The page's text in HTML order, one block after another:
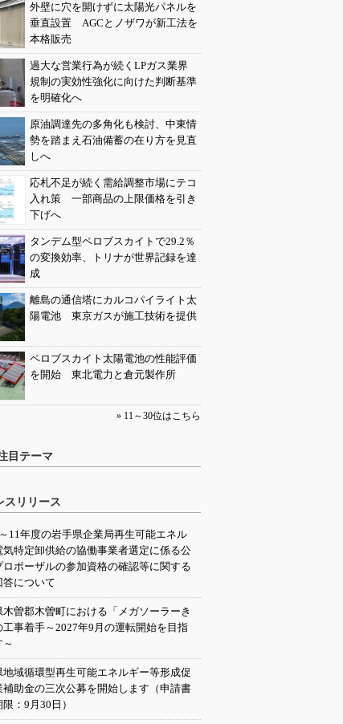
外壁に穴を開けずに太陽光パネルを
垂直設置 AGCとノザワが新工法を
本格販売
過大な営業行為が続くLPガス業界
規制の実効性強化に向けた判断基準
を明確化へ
原油調達先の多角化も検討、中東情
勢を踏まえ石油備蓄の在り方を見直
しへ
応札不足が続く需給調整市場にテコ
入れ策 一部商品の上限価格を引き
下げへ
タンデム型ペロブスカイトで29.2％
の変換効率、トリナが世界記録を達
成
離島の通信塔にカルコパイライト太
陽電池 東京ガスが施工技術を提供
ペロブスカイト太陽電池の性能評価
を開始 東北電力と倉元製作所
» 11～30位はこちら
目テーマ
スリリース
11年度の岩手県企業局再生可能エネル
気特定卸供給の協働事業者選定に係る公
ロポーザルの参加資格の確認等に関する
答について
木曽郡木曽町における「メガソーラーき
工事着手～2027年9月の運転開始を目指
～
地域循環型再生可能エネルギー等形成促
補助金の三次公募を開始します（申請書
：9月30日）